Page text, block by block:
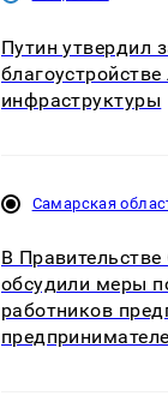
Путин утвердил
благоустройстве
инфраструктуры
Самарская
В
обсудили меры
работников